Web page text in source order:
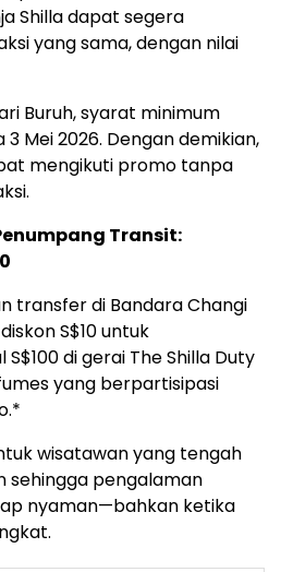
Shilla dapat segera
yang sama, dengan nilai
Buruh, syarat minimum
Mei 2026. Dengan demikian,
mengikuti promo tanpa
Transit:
transfer di Bandara Changi
S$10 untuk
di gerai The Shilla Duty
yang berpartisipasi
wisatawan yang tengah
sehingga pengalaman
nyaman—bahkan ketika